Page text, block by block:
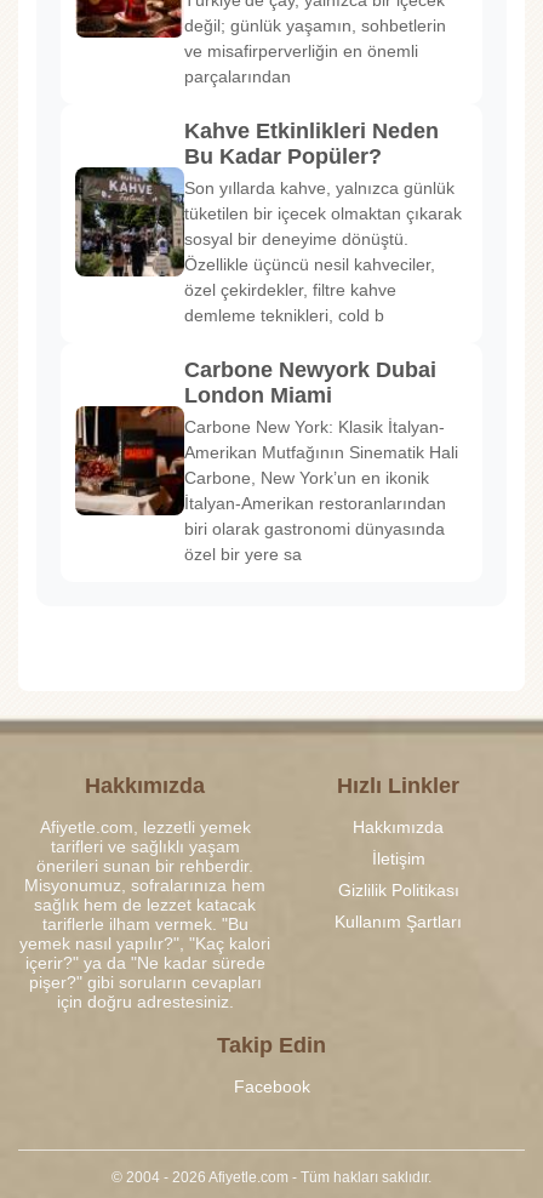
değil; günlük yaşamın, sohbetlerin
ve misafirperverliğin en önemli
parçalarından
Kahve Etkinlikleri Neden
Bu Kadar Popüler?
Son yıllarda kahve, yalnızca günlük
tüketilen bir içecek olmaktan çıkarak
sosyal bir deneyime dönüştü.
Özellikle üçüncü nesil kahveciler,
özel çekirdekler, filtre kahve
demleme teknikleri, cold b
Carbone Newyork Dubai
London Miami
Carbone New York: Klasik İtalyan-
Amerikan Mutfağının Sinematik Hali
Carbone, New York’un en ikonik
İtalyan-Amerikan restoranlarından
biri olarak gastronomi dünyasında
özel bir yere sa
Hakkımızda
Afiyetle.com, lezzetli yemek
tarifleri ve sağlıklı yaşam
önerileri sunan bir rehberdir.
Misyonumuz, sofralarınıza hem
sağlık hem de lezzet katacak
tariflerle ilham vermek. "Bu
yemek nasıl yapılır?", "Kaç kalori
içerir?" ya da "Ne kadar sürede
pişer?" gibi soruların cevapları
için doğru adrestesiniz.
Hızlı Linkler
Hakkımızda
İletişim
Gizlilik Politikası
Kullanım Şartları
Takip Edin
Facebook
© 2004 - 2026 Afiyetle.com - Tüm hakları saklıdır.